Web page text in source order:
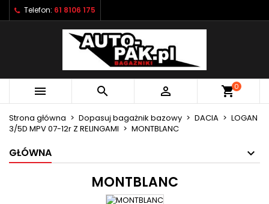
Telefon: 61 8106 175
   shopping_cart0
Strona główna Dopasuj bagażnik bazowy DACIA
LOGAN
3/5D MPV 07-12r Z RELINGAMI
MONTBLANC
GŁÓWNA
MONTBLANC
Moje listy życzeń ×
Utwórz nową listę
((modalTitle)) ×
((confirmMessage))
((cancelText)) ((modalDeleteText))
Utwórz listę życzeń ×
Nazwa listy życzeń
Anuluj Utwórz listę życzeń
Zaloguj się ×
Musisz być zalogowany by zapisać produkty na
swojej liście życzeń.
Anuluj Zaloguj się